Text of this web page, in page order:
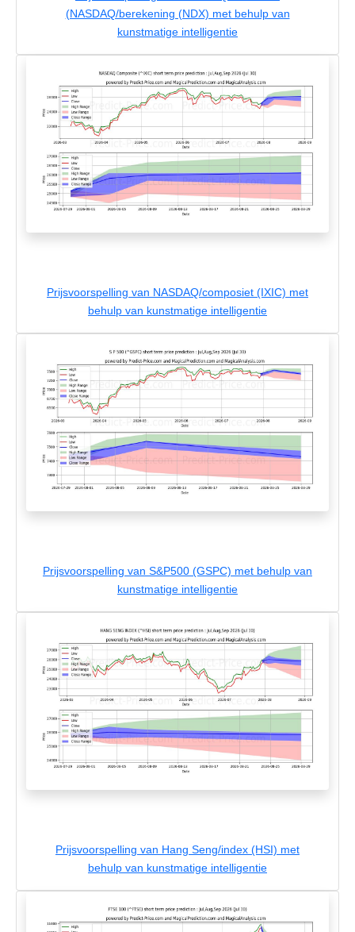
(NASDAQ/berekening (NDX) met behulp van
kunstmatige intelligentie
Prijsvoorspelling van NASDAQ/composiet (IXIC) met
behulp van kunstmatige intelligentie
Prijsvoorspelling van S&P500 (GSPC) met behulp van
kunstmatige intelligentie
Prijsvoorspelling van Hang Seng/index (HSI) met
behulp van kunstmatige intelligentie